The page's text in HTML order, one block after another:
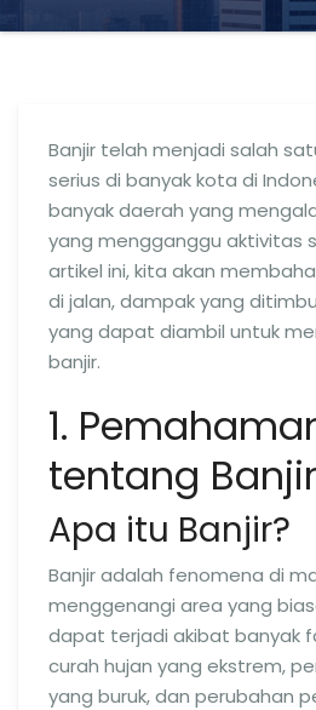
Banjir telah menjadi salah
serius di banyak kota di
banyak daerah yang
yang mengganggu aktivitas
artikel ini, kita akan
di jalan, dampak yang
yang dapat diambil untuk
banjir.
1.
tentang Banjir
Apa itu Banjir?
Banjir adalah fenomena di
menggenangi area yang
dapat terjadi akibat banyak
curah hujan yang ekstrem,
yang buruk, dan perubahan